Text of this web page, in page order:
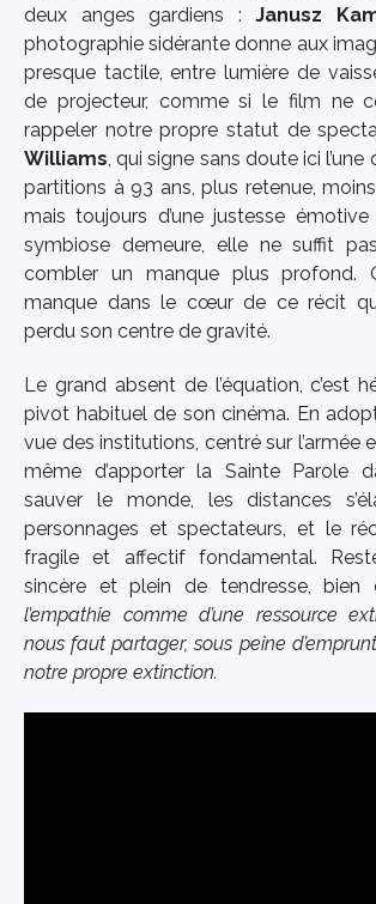
deux anges gardiens :Janusz
photographie sidérante donne aux
presque tactile, entre lumière de
de projecteur, comme si le film ne
rappeler notre propre statut de
Williams, qui signe sans doute ici l’une
partitions à 93 ans, plus retenue,
mais toujours d’une justesse
symbiose demeure, elle ne suffit
combler un manque plus profond.
manque dans le cœur de ce récit
perdu son centre de gravité.
Le grand absent de l’équation, c’est
pivot habituel de son cinéma. En
vue des institutions, centré sur l’armée
même d’apporter la Sainte Parole
sauver le monde, les distances
personnages et spectateurs, et le
fragile et affectif fondamental.
sincère et plein de tendresse, bien
l’empathie comme d’une ressource
nous faut partager, sous peine
notre propre extinction.